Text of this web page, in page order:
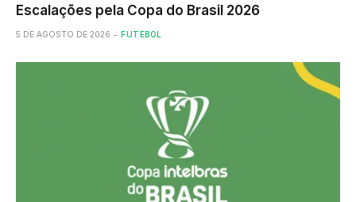
Escalações pela Copa do Brasil 2026
5 DE AGOSTO DE 2026 FUTEBOL